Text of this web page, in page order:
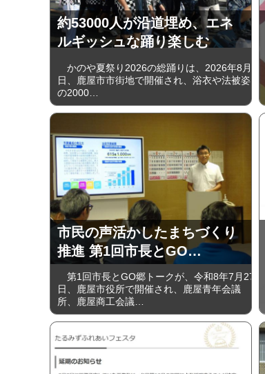
約53000人が沿道埋め、エネ
ルギッシュな踊り楽しむ
かのや夏祭り2026の総踊りは、2026年8月1
日、鹿屋市市街地で開催され、浴衣や法被姿
の2000…
市民の声活かしたまちづくり
推進 第1回市長とGO…
第1回市長とGO郷トークが、令和8年7月27
日、鹿屋市役所で開催され、鹿屋青年会議
所、鹿屋商工会議…